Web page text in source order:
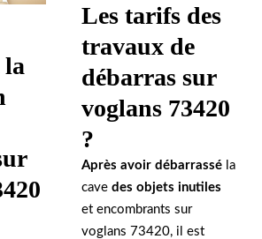
la
Les tarifs des
travaux de
débarras sur
voglans 73420
?
Après avoir débarrassé la
cave des objets inutiles
et encombrants sur
voglans 73420, il est